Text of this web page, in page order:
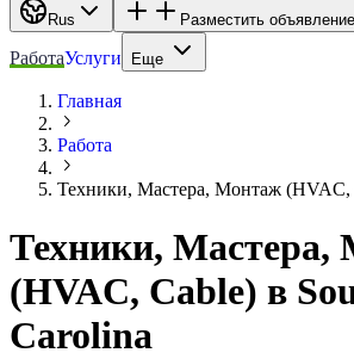
Rus Разместить объявление
РаботаУслуги Еще
Главная
Работа
Техники, Мастера, Монтаж (HVAC,
Техники, Мастера,
(HVAC, Cable) в
Carolina